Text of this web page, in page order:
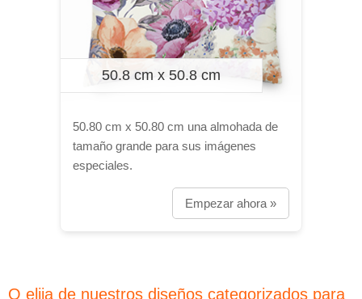
50.8 cm x 50.8 cm
50.80 cm x 50.80 cm una almohada de
tamaño grande para sus imágenes
especiales.
Empezar ahora »
O elija de nuestros diseños categorizados para